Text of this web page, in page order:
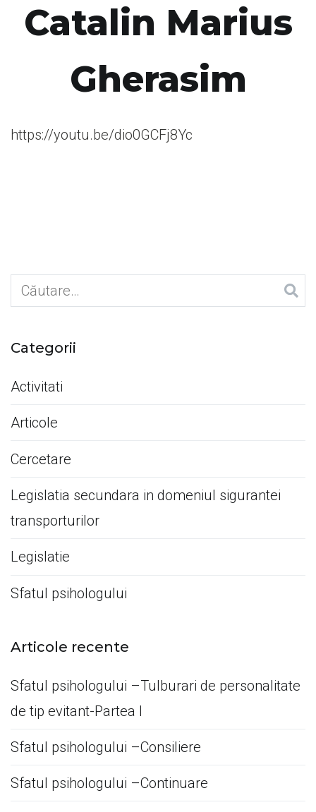
Catalin Marius
Gherasim
https://youtu.be/dio0GCFj8Yc
Caută
după:
Categorii
Activitati
Articole
Cercetare
Legislatia secundara in domeniul sigurantei
transporturilor
Legislatie
Sfatul psihologului
Articole recente
Sfatul psihologului –Tulburari de personalitate
de tip evitant-Partea I
Sfatul psihologului –Consiliere
Sfatul psihologului –Continuare